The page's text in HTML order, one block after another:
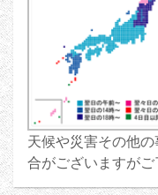
天候や災害その他
合がございますがご